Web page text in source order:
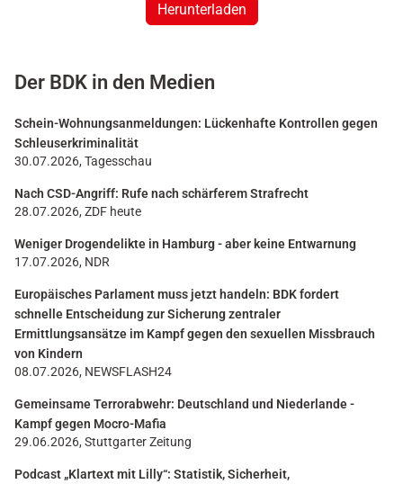
Herunterladen
Der BDK in den Medien
Schein-Wohnungsanmeldungen: Lückenhafte Kontrollen gegen
Schleuserkriminalität
30.07.2026, Tagesschau
Nach CSD-Angriff: Rufe nach schärferem Strafrecht
28.07.2026, ZDF heute
Weniger Drogendelikte in Hamburg - aber keine Entwarnung
17.07.2026, NDR
Europäisches Parlament muss jetzt handeln: BDK fordert
schnelle Entscheidung zur Sicherung zentraler
Ermittlungsansätze im Kampf gegen den sexuellen Missbrauch
von Kindern
08.07.2026, NEWSFLASH24
Gemeinsame Terrorabwehr: Deutschland und Niederlande -
Kampf gegen Mocro-Mafia
29.06.2026, Stuttgarter Zeitung
Podcast „Klartext mit Lilly“: Statistik, Sicherheit,